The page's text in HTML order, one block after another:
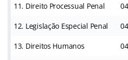
11. Direito Processual Penal 04
12. Legislação Especial Penal 04
13. Direitos Humanos 04